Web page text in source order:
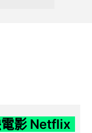
影 Netflix